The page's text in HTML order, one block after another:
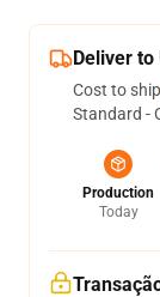
Deliver
Cost to
Standard -
Production
Today